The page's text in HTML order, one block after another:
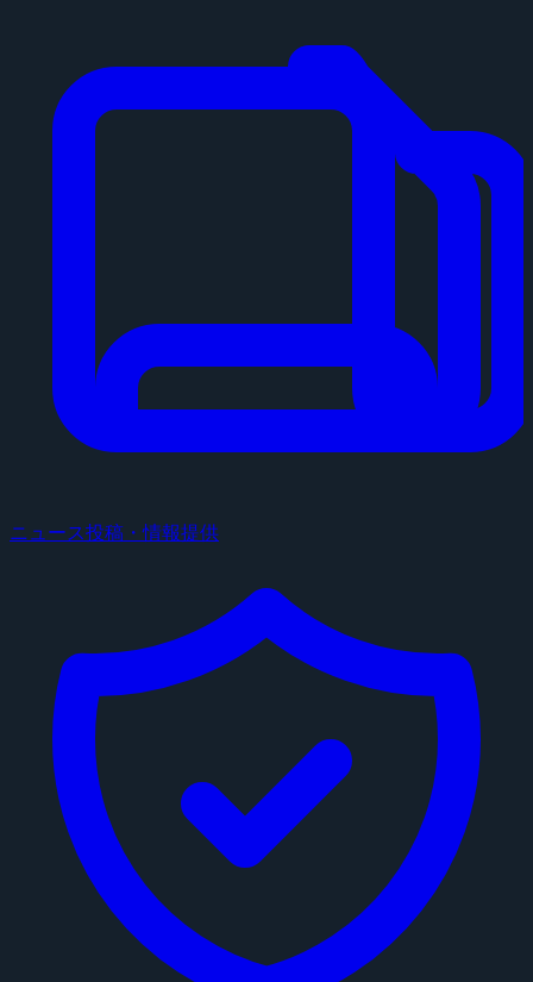
ニュース投稿・情報提供